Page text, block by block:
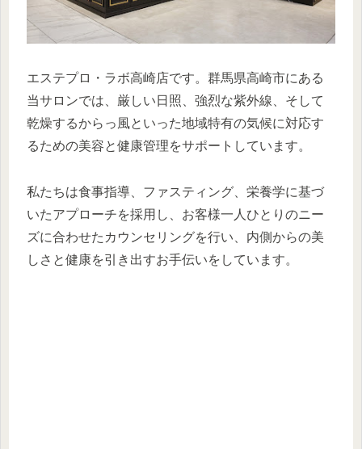
エステプロ・ラボ高崎店です。群馬県高崎市にある
当サロンでは、厳しい日照、強烈な紫外線、そして
乾燥するからっ風といった地域特有の気候に対応す
るための美容と健康管理をサポートしています。
私たちは食事指導、ファスティング、栄養学に基づ
いたアプローチを採用し、お客様一人ひとりのニー
ズに合わせたカウンセリングを行い、内側からの美
しさと健康を引き出すお手伝いをしています。